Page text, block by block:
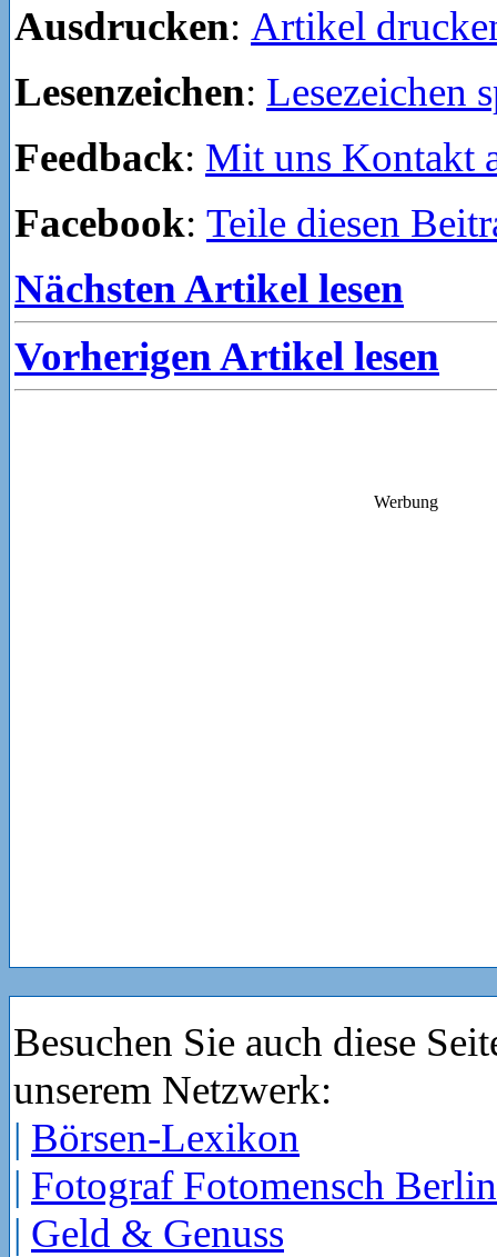
Ausdrucken: Artikel
Lesenzeichen: Lesezeichen
Feedback: Mit uns Kontakt
Facebook: Teile diesen
Nächsten Artikel lesen
Vorherigen Artikel lesen
Werbung
Besuchen Sie auch diese
unserem Netzwerk:
| Börsen-Lexikon
| Fotograf Fotomensch Berlin
| Geld & Genuss